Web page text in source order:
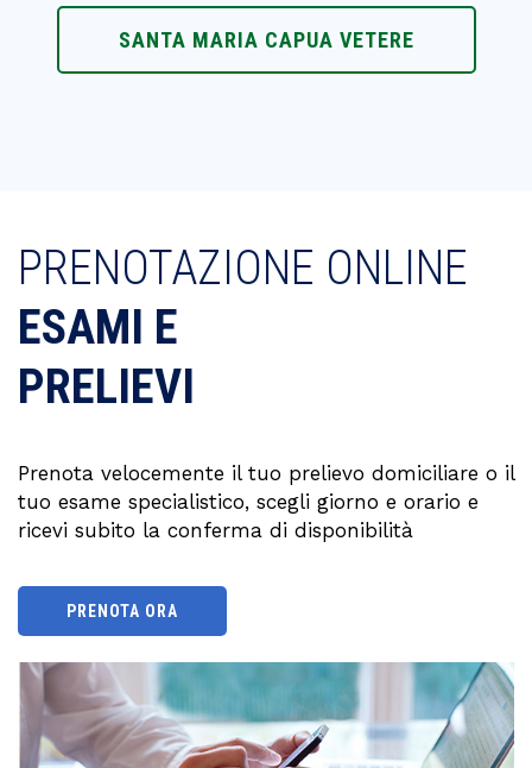
SANTA MARIA CAPUA VETERE
PRENOTAZIONE ONLINE
ESAMI E
PRELIEVI
Prenota velocemente il tuo prelievo domiciliare o il
tuo esame specialistico, scegli giorno e orario e
ricevi subito la conferma di disponibilità
PRENOTA ORA